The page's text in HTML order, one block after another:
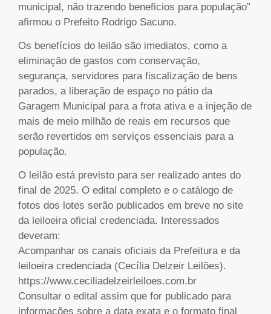
municipal, não trazendo beneficios para população”
afirmou o Prefeito Rodrigo Sacuno.
Os benefícios do leilão são imediatos, como a
eliminação de gastos com conservação,
segurança, servidores para fiscalização de bens
parados, a liberação de espaço no pátio da
Garagem Municipal para a frota ativa e a injeção de
mais de meio milhão de reais em recursos que
serão revertidos em serviços essenciais para a
população.
O leilão está previsto para ser realizado antes do
final de 2025. O edital completo e o catálogo de
fotos dos lotes serão publicados em breve no site
da leiloeira oficial credenciada. Interessados
deveram:
Acompanhar os canais oficiais da Prefeitura e da
leiloeira credenciada (Cecília Delzeir Leilões).
https://www.ceciliadelzeirleiloes.com.br
Consultar o edital assim que for publicado para
informações sobre a data exata e o formato final